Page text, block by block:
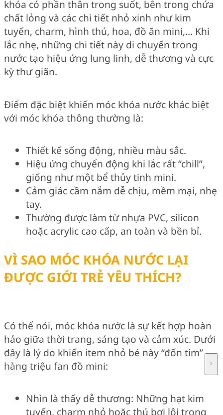
khóa có phần thân trong suốt, bên trong chứa
chất lỏng và các chi tiết nhỏ xinh như kim
tuyến, charm, hình thú, hoa, đồ ăn mini,… Khi
lắc nhẹ, những chi tiết này di chuyển trong
nước tạo hiệu ứng lung linh, dễ thương và cực
kỳ thư giãn.
Điểm đặc biệt khiến móc khóa nước khác biệt
với móc khóa thông thường là:
Thiết kế sống động, nhiều màu sắc.
Hiệu ứng chuyển động khi lắc rất “chill”,
giống như một bể thủy tinh mini.
Cảm giác cầm nắm dễ chịu, mềm mại, nhẹ
tay.
Thường được làm từ nhựa PVC, silicon
hoặc acrylic cao cấp, an toàn và bền bỉ.
VÌ SAO MÓC KHÓA NƯỚC LẠI
ĐƯỢC GIỚI TRẺ YÊU THÍCH?
Có thể nói, móc khóa nước là sự kết hợp hoàn
hảo giữa thời trang, sáng tạo và cảm xúc. Dưới
đây là lý do khiến item nhỏ bé này “đốn tim”
hàng triệu fan đồ mini:
Nhìn là thấy dễ thương: Những hạt kim
tuyến, charm nhỏ hoặc thú bơi lội trong